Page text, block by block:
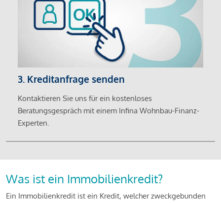
3. Kreditanfrage senden
Kontaktieren Sie uns für ein kostenloses
Beratungsgespräch mit einem Infina Wohnbau-Finanz-
Experten.
Was ist ein Immobilienkredit?
Ein Immobilienkredit ist ein Kredit, welcher zweckgebunden